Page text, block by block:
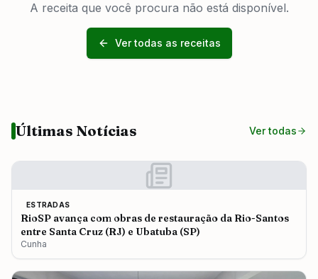
A receita que você procura não está disponível.
Ver todas as receitas
Últimas Notícias Ver todas
ESTRADAS
RioSP avança com obras de restauração da Rio-Santos
entre Santa Cruz (RJ) e Ubatuba (SP)
Cunha